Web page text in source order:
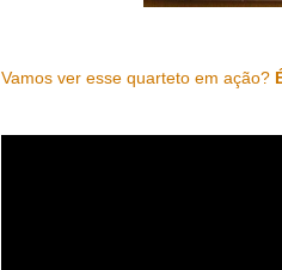
Vamos ver esse quarteto em ação?